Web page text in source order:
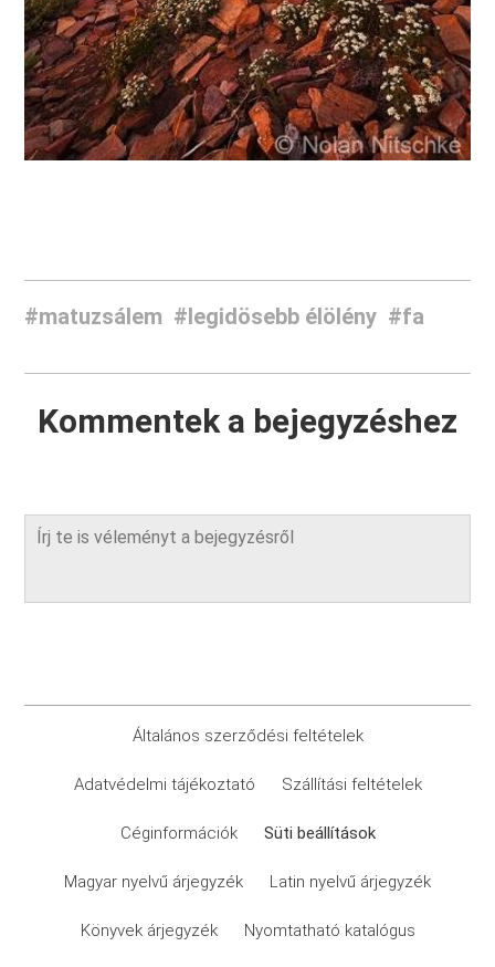
#matuzsálem #legidösebb élölény #fa
Kommentek a bejegyzéshez
Általános szerződési feltételek
Adatvédelmi tájékoztató Szállítási feltételek
Céginformációk Süti beállítások
Magyar nyelvű árjegyzék Latin nyelvű árjegyzék
Könyvek árjegyzék Nyomtatható katalógus